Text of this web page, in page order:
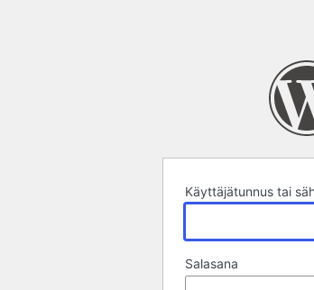
Käyttäjätunnus tai
Salasana